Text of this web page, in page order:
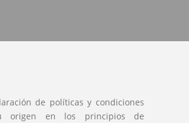
de políticas y condiciones
origen en los principios de